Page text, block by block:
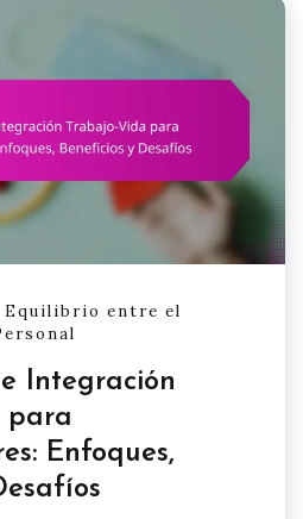
Equilibrio entre el
Integración
para
Enfoques,